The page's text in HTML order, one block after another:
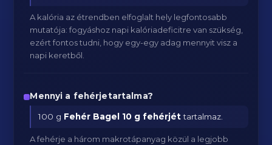
A kalória az étrendben elfoglalt hely legfontosabb
mutatója: fogyáshoz napi kalóriadeficitre van szükség,
ezért fontos tudni, hogy egy-egy adag mennyit visz a
napi keretből.
Mennyi a fehérjetartalma?
100 g Fehér Bagel 10 g fehérjéttartalmaz.
A fehérje a három makrotápanyag közül a legjobb